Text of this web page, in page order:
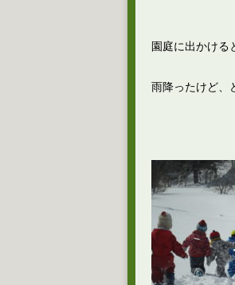
園庭に出かける
雨降ったけど、